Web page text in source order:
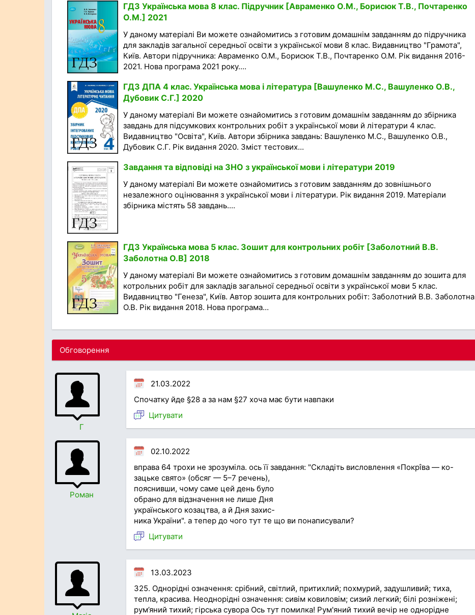
ГДЗ Українська мова 8 клас. Підручник [Авраменко О.М., Борисюк Т.В., Почтаренко
О.М.] 2021
У даному матеріалі Ви можете ознайомитись з готовим домашнім завданням до підручника
для закладів загальної середньої освіти з української мови 8 клас. Видавництво "Грамота",
Київ. Автори підручника: Авраменко О.М., Борисюк Т.В., Почтаренко О.М. Рік видання 2016-
2021. Нова програма 2021 року....
ГДЗ ДПА 4 клас. Українська мова і література [Вашуленко М.С., Вашуленко О.В.,
Дубовик С.Г.] 2020
У даному матеріалі Ви можете ознайомитись з готовим домашнім завданням до збірника
завдань для підсумкових контрольних робіт з української мови й літератури 4 клас.
Видавництво "Освіта", Київ. Автори збірника завдань: Вашуленко М.С., Вашуленко О.В.,
Дубовик С.Г. Рік видання 2020. Зміст тестових...
Завдання та відповіді на ЗНО з української мови і літератури 2019
У даному матеріалі Ви можете ознайомитись з готовим завданням до зовнішнього
незалежного оцінювання з української мови і літератури. Рік видання 2019. Матеріали
збірника містять 58 завдань....
ГДЗ Українська мова 5 клас. Зошит для контрольних робіт [Заболотний В.В.
Заболотна О.В] 2018
У даному матеріалі Ви можете ознайомитись з готовим домашнім завданням до зошита для
котрольних робіт для закладів загальної середньої освіти з української мови 5 клас.
Видавництво "Генеза", Київ. Автор зошита для контрольних робіт: Заболотний В.В. Заболотна
О.В. Рік видання 2018. Нова програма...
Обговорення
Г
21.03.2022
Спочатку йде §28 а за нам §27 хоча має бути навпаки
Цитувати
Роман
02.10.2022
вправа 64 трохи не зрозуміла. ось її завдання: "Складіть висловлення «Покрîва — ко-
зацьке свято» (обсяг — 5–7 речень),
пояснивши, чому саме цей день було
обрано для відзначення не лише Дня
українського козацтва, а й Дня захис-
ника України". а тепер до чого тут те що ви понаписували?
Цитувати
13.03.2023
325. Однорідні означення: срібний, світлий, притихлий; похмурий, задушливий; тиха,
тепла, красива. Неоднорідні означення: сивім ковиловім; сизий легкий; білі розніжені;
рум’яний тихий; гірська сувора Ось тут помилка! Рум'яний тихий вечір не однорідне